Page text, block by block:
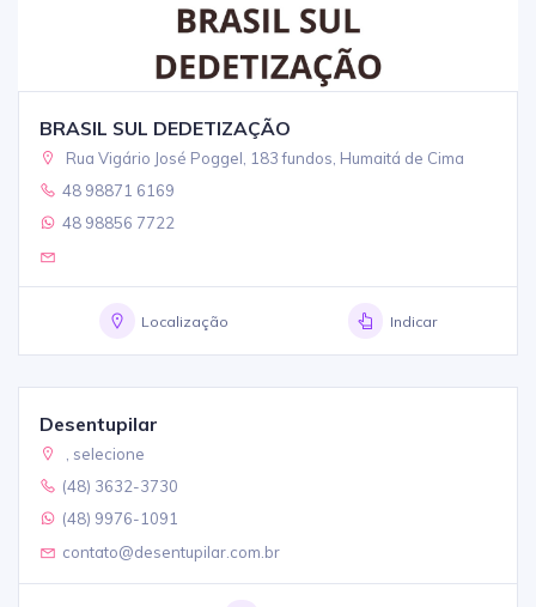
BRASIL SUL DEDETIZAÇÃO
Rua Vigário José Poggel, 183 fundos, Humaitá de Cima
48 98871 6169
48 98856 7722
Localização Indicar
Desentupilar
, selecione
(48) 3632-3730
(48) 9976-1091
contato@desentupilar.com.br